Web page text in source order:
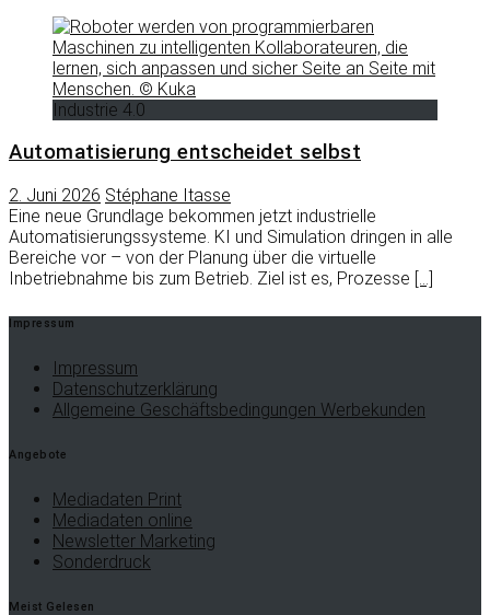
Industrie 4.0
Automatisierung entscheidet selbst
2. Juni 2026 Stéphane Itasse
Eine neue Grundlage bekommen jetzt industrielle
Automatisierungssysteme. KI und Simulation dringen in alle
Bereiche vor – von der Planung über die virtuelle
Inbetriebnahme bis zum Betrieb. Ziel ist es, Prozesse […]
Impressum
Impressum
Datenschutzerklärung
Allgemeine Geschäftsbedingungen Werbekunden
Angebote
Mediadaten Print
Mediadaten online
Newsletter Marketing
Sonderdruck
Meist Gelesen